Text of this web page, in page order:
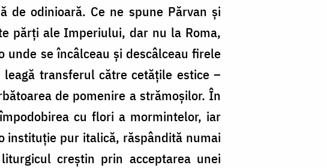
de odinioară. Ce ne spune Părvan și
părți ale Imperiului, dar nu la Roma,
unde se încâlceau și descâlceau firele
transferul către cetățile estice –
de pomenire a strămoșilor. În
cu flori a mormintelor, iar
instituție pur italică, răspândită numai
creștin prin acceptarea unei